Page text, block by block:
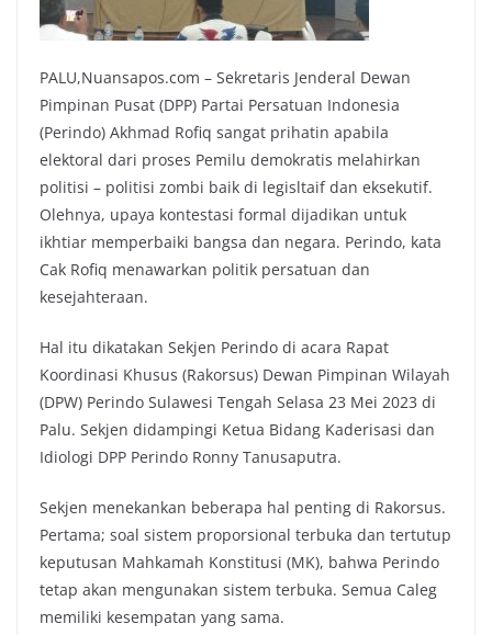
PALU,Nuansapos.com – Sekretaris Jenderal Dewan
Pimpinan Pusat (DPP) Partai Persatuan Indonesia
(Perindo) Akhmad Rofiq sangat prihatin apabila
elektoral dari proses Pemilu demokratis melahirkan
politisi – politisi zombi baik di legisltaif dan eksekutif.
Olehnya, upaya kontestasi formal dijadikan untuk
ikhtiar memperbaiki bangsa dan negara. Perindo, kata
Cak Rofiq menawarkan politik persatuan dan
kesejahteraan.
Hal itu dikatakan Sekjen Perindo di acara Rapat
Koordinasi Khusus (Rakorsus) Dewan Pimpinan Wilayah
(DPW) Perindo Sulawesi Tengah Selasa 23 Mei 2023 di
Palu. Sekjen didampingi Ketua Bidang Kaderisasi dan
Idiologi DPP Perindo Ronny Tanusaputra.
Sekjen menekankan beberapa hal penting di Rakorsus.
Pertama; soal sistem proporsional terbuka dan tertutup
keputusan Mahkamah Konstitusi (MK), bahwa Perindo
tetap akan mengunakan sistem terbuka. Semua Caleg
memiliki kesempatan yang sama.